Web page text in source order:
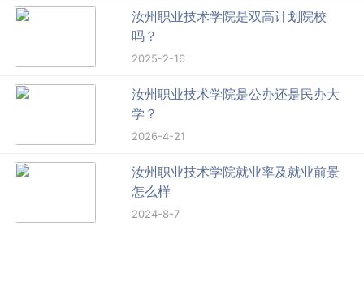
汝州职业技术学院是双高计划院校
吗？
2025-2-16
汝州职业技术学院是公办还是民办大
学？
2026-4-21
汝州职业技术学院就业率及就业前景
怎么样
2024-8-7